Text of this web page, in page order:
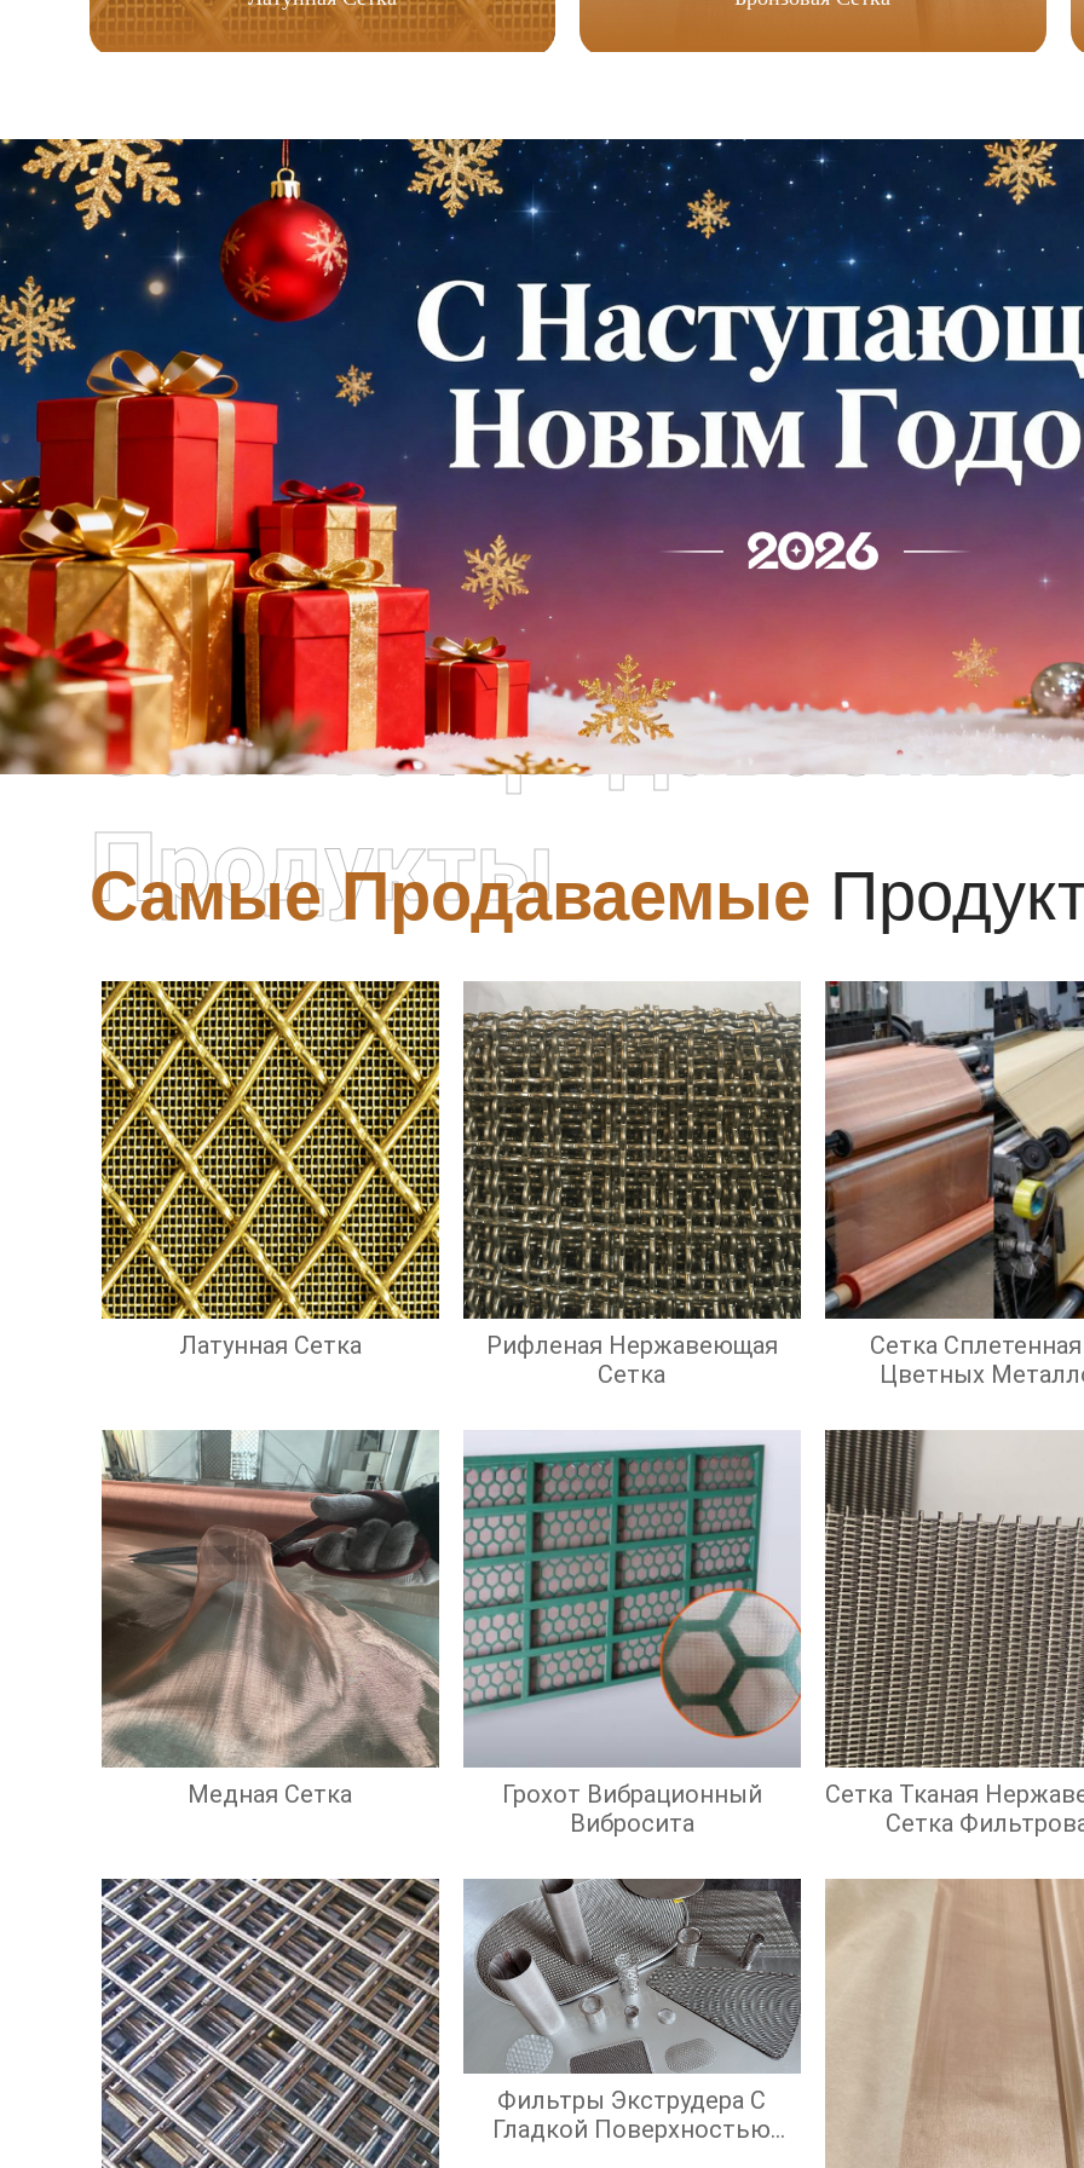
Самые Продаваемые
Самые Продаваемые
Продукты
Латунная Сетка
Рифленая Нержавеющая
Сетка
Сетка
Цветных
Медная Сетка
Грохот Вибрационный
Вибросита
Сетка Тканая
Сетка
Фильтры Экструдера С
Гладкой Поверхностью